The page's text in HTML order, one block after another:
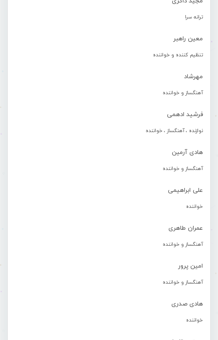
ترانه سرا
معین راهبر
تنظیم کننده و خواننده
مهرشاد
آهنگساز و خواننده
فرشید ادهمی
نوازنده ، آهنگساز ، خواننده
هادی آرمین
آهنگساز و خواننده
علی ابراهیمی
خواننده
عمران طاهری
آهنگساز و خواننده
امین پرور
آهنگساز و خواننده
هادی صدری
خواننده